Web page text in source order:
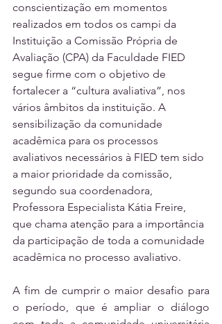
conscientização em momentos
realizados em todos os campi da
Instituição a Comissão Própria de
Avaliação (CPA) da Faculdade FIED
segue firme com o objetivo de
fortalecer a “cultura avaliativa”, nos
vários âmbitos da instituição. A
sensibilização da comunidade
acadêmica para os processos
avaliativos necessários à FIED tem sido
a maior prioridade da comissão,
segundo sua coordenadora,
Professora Especialista Kátia Freire,
que chama atenção para a importância
da participação de toda a comunidade
acadêmica no processo avaliativo.
A fim de cumprir o maior desafio para
o período, que é ampliar o diálogo